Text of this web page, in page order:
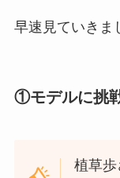
早速見ていきま
①モデルに挑
植草歩